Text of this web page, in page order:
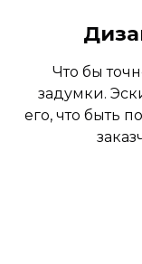
Что бы
задумки.
его, что быть